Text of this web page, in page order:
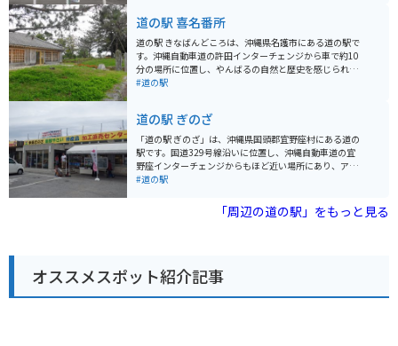
す。
道の駅 喜名番所
道の駅 きなばんどころは、沖縄県名護市にある道の駅で
す。沖縄自動車道の許田インターチェンジから車で約10
分の場所に位置し、やんばるの自然と歴史を感じられる
スポットとして人気を集めています。 道の駅 きなばんど
販売する農産物直売所があります。また、名護市の特産
品であるシークヮーサージュースやちんすこうなども販
売されています。 バイクで訪れる場合、道の駅 きなばん
どころには広い駐車場が完備されているので安心です。
周辺には、沖縄美ら海水族館や古宇利島など、観光スポ
#道の駅
道の駅 ぎのざ
「道の駅 ぎのざ」は、沖縄県国頭郡宜野座村にある道の
駅です。国道329号線沿いに位置し、沖縄自動車道の宜
野座インターチェンジからもほど近い場所にあり、アク
セスも便利です。 施設内には、地元の新鮮な野菜や果物
す。レストランでは、沖縄そばなどの沖縄料理や、地元
の食材を使った料理を楽しむことができます。また、道
がら、地元の美味しいものを楽しんでみてはいかがでし
ょうか。バイクで訪れる場合、道の駅には広い駐車場が
完備されているので安心です。 宜野座村は、パイナップ
#道の駅
「周辺の道の駅」をもっと見る
オススメスポット紹介記事